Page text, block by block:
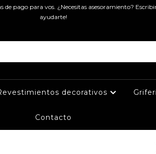
pago para vos. ¿Necesitas asesoramiento?
ayudarte!
decorativos
Contacto